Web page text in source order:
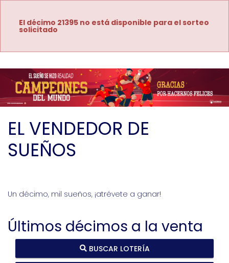
El décimo 21395 no está disponible para el sorteo
solicitado
EL VENDEDOR DE
SUEÑOS
Un décimo, mil sueños, ¡atrévete a ganar!
Últimos décimos a la venta
BUSCAR LOTERÍA